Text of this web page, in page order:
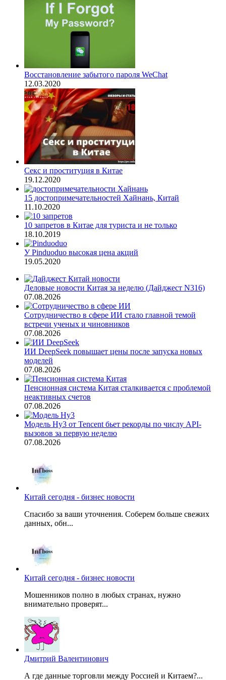
Восстановление забытого пароля WeChat
12.03.2020
Секс и проституция в Китае
19.12.2020
15 достопримечательностей Хайнань, Китай
11.10.2020
10 запретов в Китае для туриста и не только
18.10.2019
У Pinduoduo высокая цена акций
19.05.2020
Деловые новости Китая за неделю (Дайджест N316)
07.08.2026
Сотрудничество в сфере ИИ стало главной темой
встречи ученых и чиновников
07.08.2026
ИИ DeepSeek повышает цены после запуска новых
моделей
07.08.2026
Пенсионная система Китая сталкивается с проблемой
неактивных счетов
07.08.2026
Модель Hy3 от Tencent бьет рекорды по числу API-
вызовов за первую неделю
07.08.2026
Китай сегодня - бизнес новости
Спасибо за ваши уточнения. Соберем больше свежих
данных, обн...
Китай сегодня - бизнес новости
Мошенников полно в любых странах, нужно
внимательно проверят...
Дмитрий Валентинович
А где данные торговли между Россией и Китаем?...